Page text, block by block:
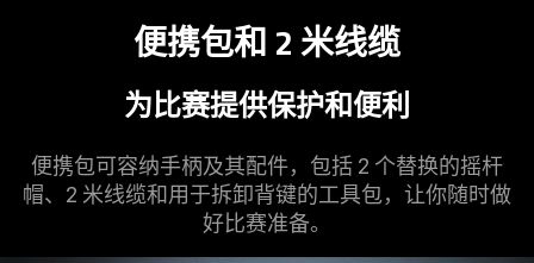
便携包和 2 米线缆
为比赛提供保护和便利
便携包可容纳手柄及其配件，包括 2 个替换的摇杆
帽、2 米线缆和用于拆卸背键的工具包，让你随时做
好比赛准备。